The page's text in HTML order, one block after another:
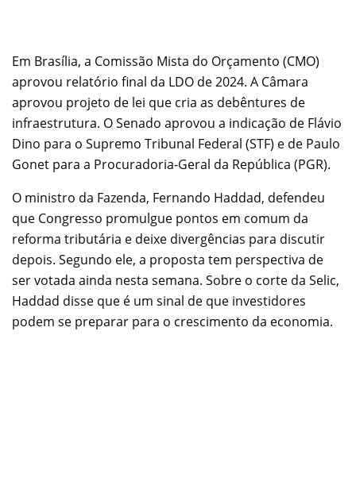
Em Brasília, a Comissão Mista do Orçamento (CMO)
aprovou relatório final da LDO de 2024. A Câmara
aprovou projeto de lei que cria as debêntures de
infraestrutura. O Senado aprovou a indicação de Flávio
Dino para o Supremo Tribunal Federal (STF) e de Paulo
Gonet para a Procuradoria-Geral da República (PGR).
O ministro da Fazenda, Fernando Haddad, defendeu
que Congresso promulgue pontos em comum da
reforma tributária e deixe divergências para discutir
depois. Segundo ele, a proposta tem perspectiva de
ser votada ainda nesta semana. Sobre o corte da Selic,
Haddad disse que é um sinal de que investidores
podem se preparar para o crescimento da economia.